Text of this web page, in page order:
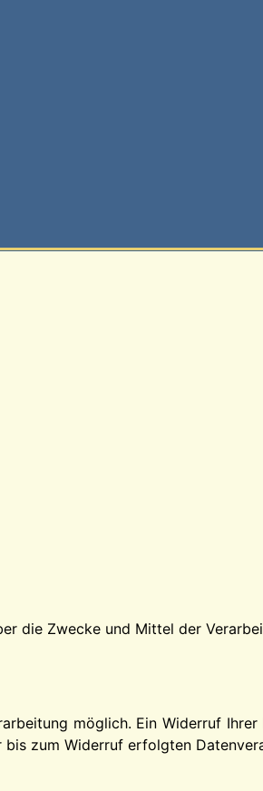
die Zwecke und Mittel der
möglich. Ein Widerruf
zum Widerruf erfolgten